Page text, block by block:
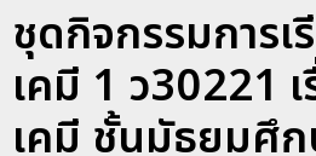
ชุดกิจกรรมการเ
เคมี 1 ว30221
เคมี ชั้นมัธยมศึ